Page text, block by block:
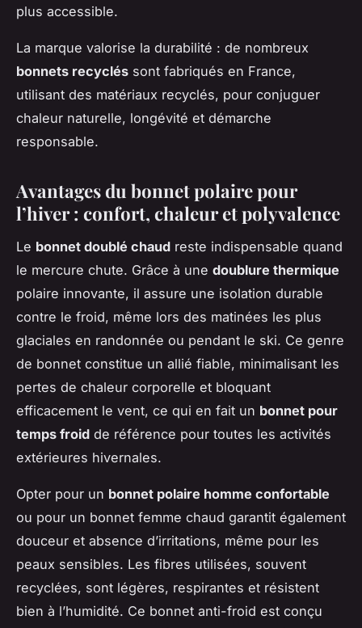
plus accessible.
La marque valorise la durabilité : de nombreux
bonnets recyclés sont fabriqués en France,
utilisant des matériaux recyclés, pour conjuguer
chaleur naturelle, longévité et démarche
responsable.
Avantages du bonnet polaire pour
l’hiver : confort, chaleur et polyvalence
Le bonnet doublé chaud reste indispensable quand
le mercure chute. Grâce à une doublure thermique
polaire innovante, il assure une isolation durable
contre le froid, même lors des matinées les plus
glaciales en randonnée ou pendant le ski. Ce genre
de bonnet constitue un allié fiable, minimalisant les
pertes de chaleur corporelle et bloquant
efficacement le vent, ce qui en fait un bonnet pour
temps froid de référence pour toutes les activités
extérieures hivernales.
Opter pour un bonnet polaire homme confortable
ou pour un bonnet femme chaud garantit également
douceur et absence d’irritations, même pour les
peaux sensibles. Les fibres utilisées, souvent
recyclées, sont légères, respirantes et résistent
bien à l’humidité. Ce bonnet anti-froid est conçu